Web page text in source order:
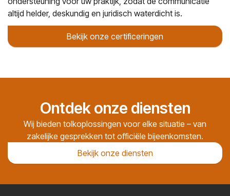
altijd helder, deskundig en juridisch waterdicht is.
Bekijk onze certificeringen
Ontdek onze diensten
Wij bieden tolkoplossingen voor elke situatie – van
zakelijke gesprekken tot officiële bijeenkomsten.
Bekijk onze diensten